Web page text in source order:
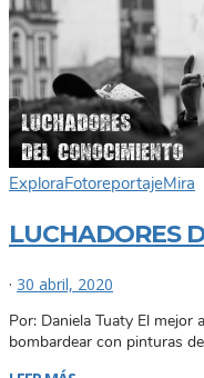
ExploraFotoreportajeMira
LUCHADORES
· 30 abril, 2020
Por: Daniela Tuaty El
bombardear con pinturas